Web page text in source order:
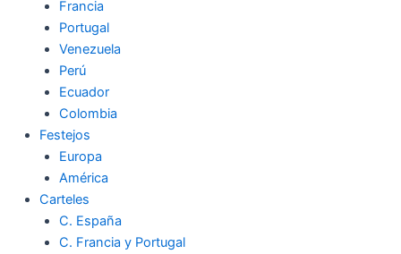
Francia
Portugal
Venezuela
Perú
Ecuador
Colombia
Festejos
Europa
América
Carteles
C. España
C. Francia y Portugal